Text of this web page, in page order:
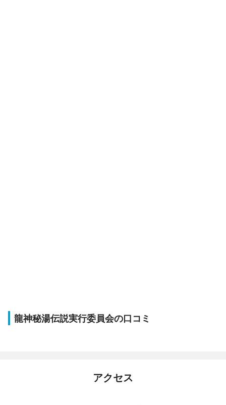
龍神秘湯伝説実行委員会の口コミ
アクセス